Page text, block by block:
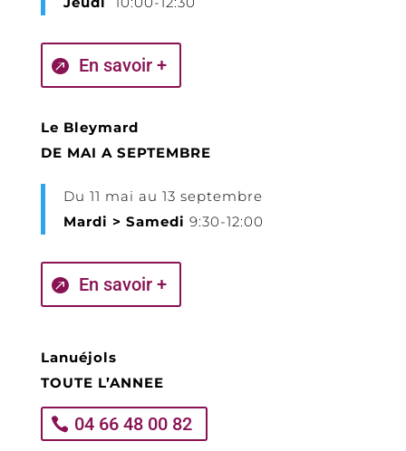
En savoir +
Le Bleymard
DE MAI A SEPTEMBRE
Du 11 mai au 13 septembre
Mardi > Samedi 9:30-12:00
En savoir +
Lanuéjols
TOUTE L’ANNEE
04 66 48 00 82